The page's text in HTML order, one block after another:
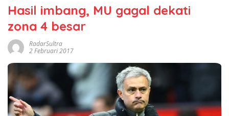
Hasil imbang, MU gagal dekati
zona 4 besar
RadarSultra
2 Februari 2017